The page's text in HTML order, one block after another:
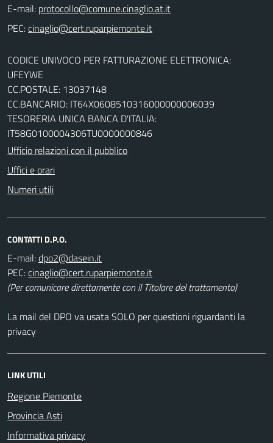
E-mail:
PEC:
CODICE UNIVOCO PER FATTURAZIONE ELETTRONICA:
UFEYWE
CC.POSTALE: 13037148
CC.BANCARIO: IT64X0608510316000000006039
TESORERIA UNICA BANCA D'ITALIA:
IT58G0100004306TU0000000846
Ufficio relazioni con il pubblico
Uffici e orari
Numeri utili
CONTATTI D.P.O.
E-mail:
PEC:
(Per comunicare direttamente con il Titolare del trattamento)
La mail del DPO va usata SOLO per questioni riguardanti la
privacy
LINK UTILI
Regione Piemonte
Provincia Asti
Informativa privacy